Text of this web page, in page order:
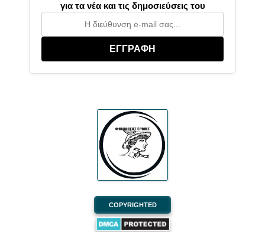
για τα νέα και τις δημοσιεύσεις του
ΕΓΓΡΑΦΗ
COPYRIGHTED